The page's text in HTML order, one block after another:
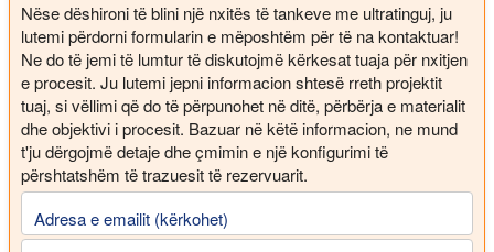
Nëse dëshironi të blini një nxitës të tankeve me ultratinguj, ju
lutemi përdorni formularin e mëposhtëm për të na kontaktuar!
Ne do të jemi të lumtur të diskutojmë kërkesat tuaja për nxitjen
e procesit. Ju lutemi jepni informacion shtesë rreth projektit
tuaj, si vëllimi që do të përpunohet në ditë, përbërja e materialit
dhe objektivi i procesit. Bazuar në këtë informacion, ne mund
t'ju dërgojmë detaje dhe çmimin e një konfigurimi të
përshtatshëm të trazuesit të rezervuarit.
Adresa e emailit (kërkohet)